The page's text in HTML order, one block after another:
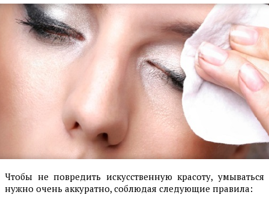
Чтобы не повредить искусственную красоту, умываться
нужно очень аккуратно, соблюдая следующие правила: